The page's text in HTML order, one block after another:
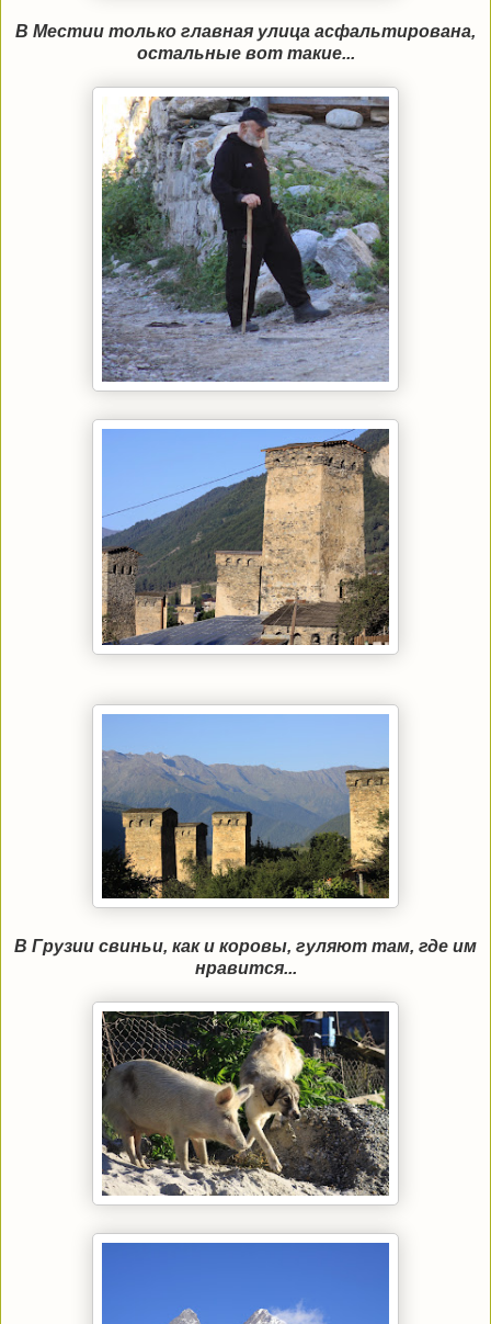
В Местии только главная улица асфальтирована,
остальные вот такие...
В Грузии свиньи, как и коровы, гуляют там, где им
нравится...